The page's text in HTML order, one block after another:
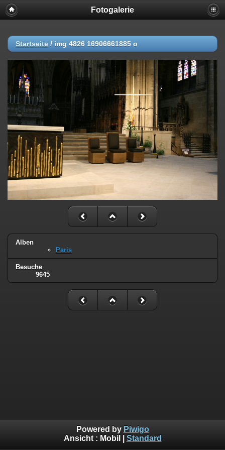
Fotogalerie
Startseite / img 4826 16906661885 o
Alben
Paris
Besuche
9645
Powered by Piwigo
Ansicht : Mobil Standard